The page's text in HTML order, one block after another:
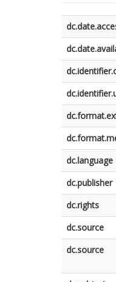
dc.language
dc.publisher
dc.rights
dc.source
dc.source